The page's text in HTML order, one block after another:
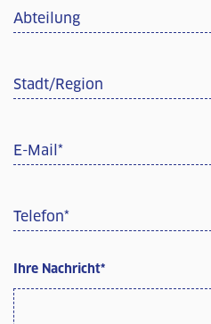
Abteilung
Stadt/Region
E-Mail*
Telefon*
Ihre Nachricht*